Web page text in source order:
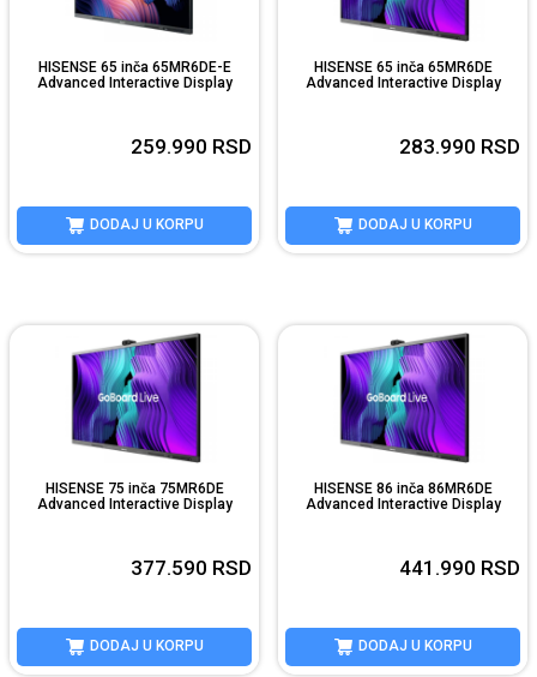
HISENSE 65 inča 65MR6DE-E
Advanced Interactive Display
259.990 RSD
DODAJ U KORPU
HISENSE 65 inča 65MR6DE
Advanced Interactive Display
283.990 RSD
DODAJ U KORPU
HISENSE 75 inča 75MR6DE
Advanced Interactive Display
377.590 RSD
DODAJ U KORPU
HISENSE 86 inča 86MR6DE
Advanced Interactive Display
441.990 RSD
DODAJ U KORPU